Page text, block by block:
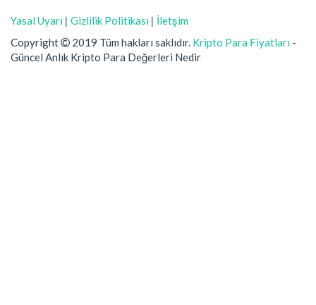
Yasal Uyarı | Gizlilik Politikası | İletşim
Copyright
2019 Tüm hakları saklıdır. Kripto Para Fiyatları -
Güncel Anlık Kripto Para Değerleri Nedir